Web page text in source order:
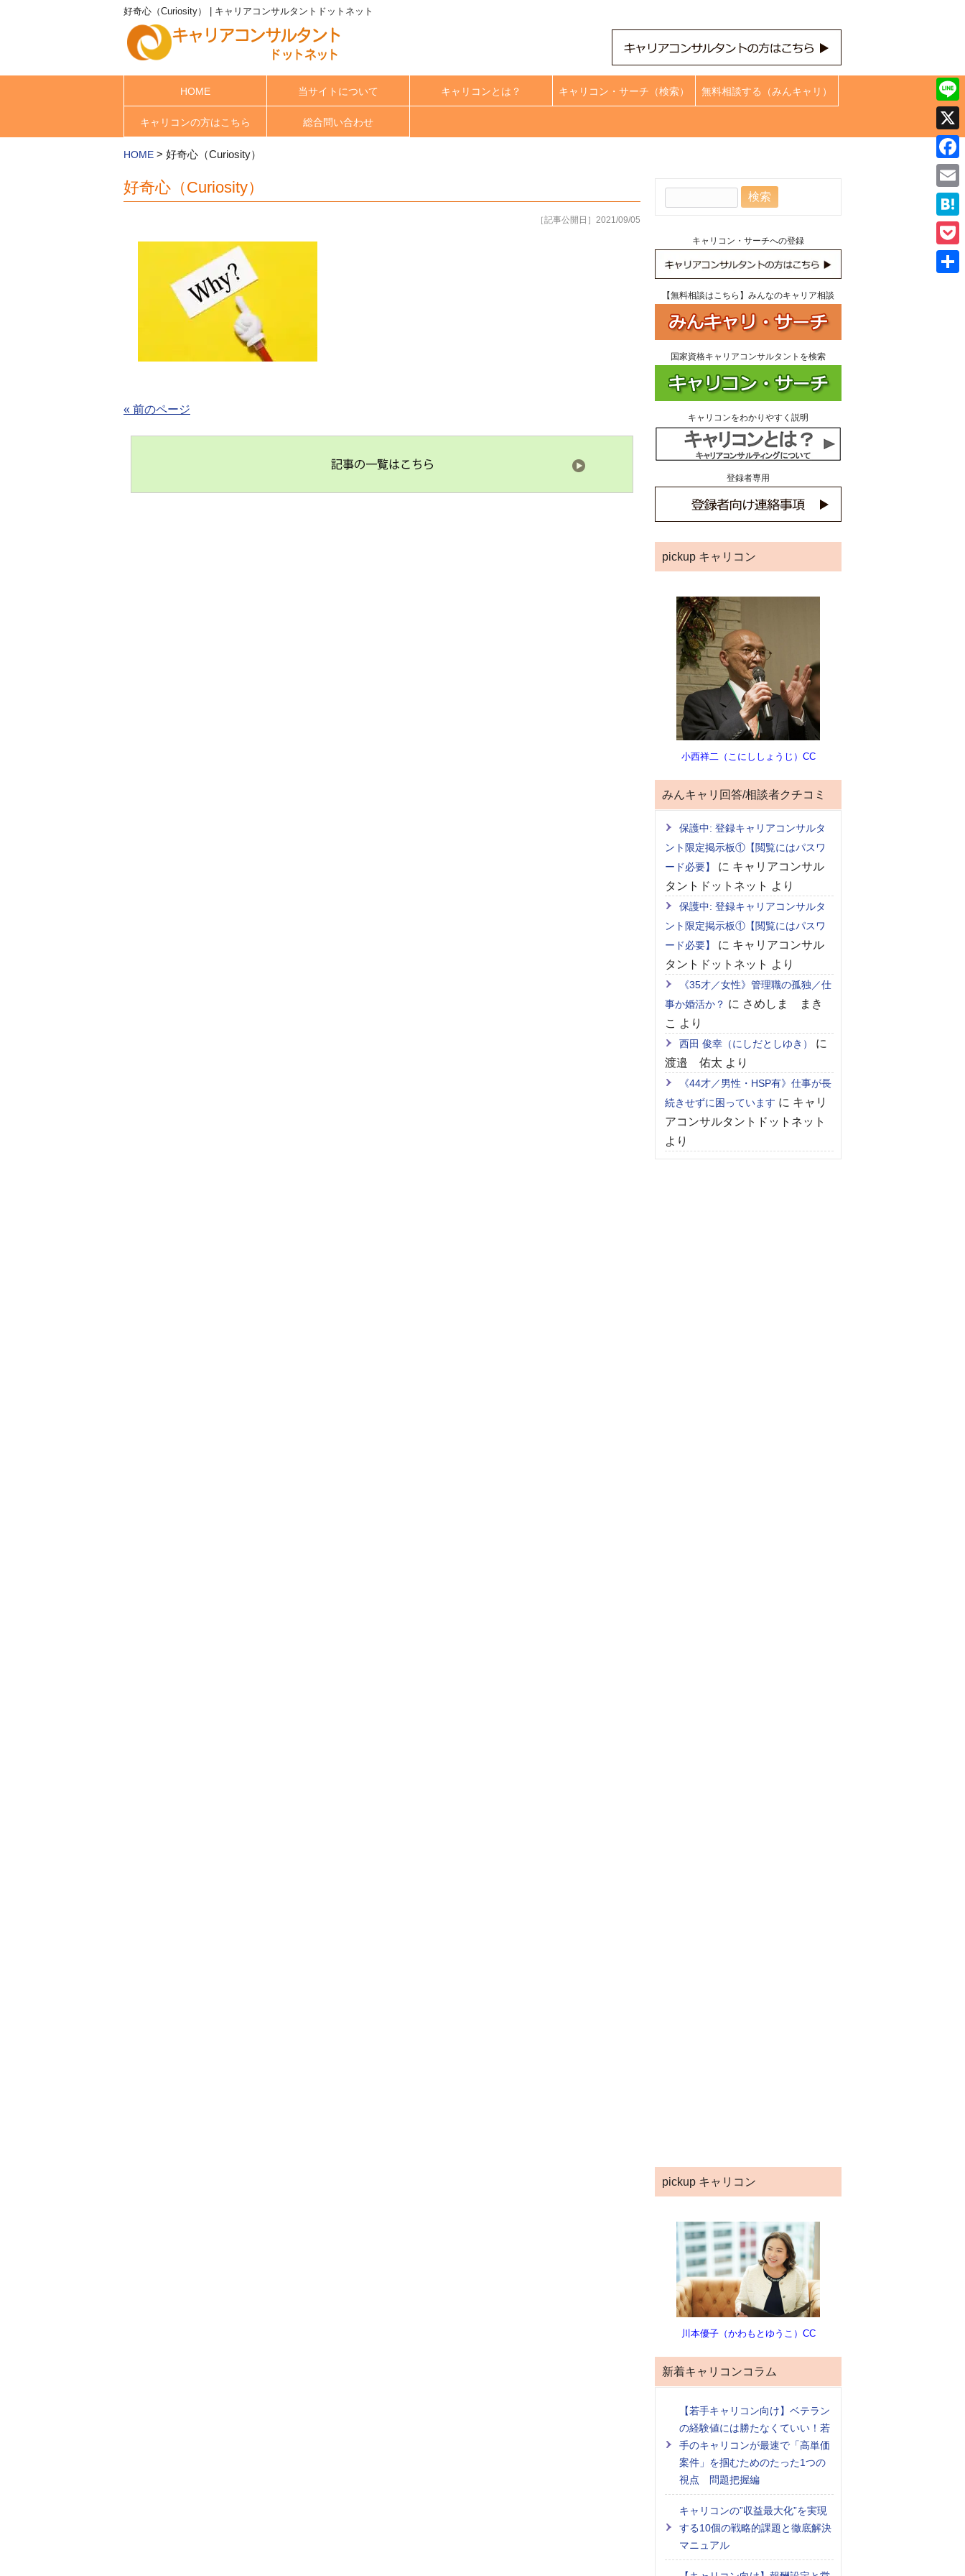
好奇心（Curiosity） | キャリアコンサルタントドットネット
HOME 当サイトについて キャリコンとは？ キャリコン・サーチ（検索） 無料相談する（みんキャリ）
キャリコンの方はこちら 総合問い合わせ
HOME > 好奇心（Curiosity）
好奇心（Curiosity）
［記事公開日］2021/09/05
« 前のページ
キャリコン・サーチへの登録
【無料相談はこちら】みんなのキャリア相談
国家資格キャリアコンサルタントを検索
キャリコンをわかりやすく説明
登録者専用
pickup キャリコン
小西祥二（こにししょうじ）CC
みんキャリ回答/相談者クチコミ
保護中: 登録キャリアコンサルタ
ント限定掲示板①【閲覧にはパスワ
ード必要】
に キャリアコンサル
タントドットネット より
保護中: 登録キャリアコンサルタ
ント限定掲示板①【閲覧にはパスワ
ード必要】
に キャリアコンサル
タントドットネット より
《35才／女性》管理職の孤独／仕
事か婚活か？ に さめしま まき
こ より
西田 俊幸（にしだとしゆき）
に
渡邉 佑太 より
《44才／男性・HSP有》仕事が長
続きせずに困っています に キャリ
アコンサルタントドットネット
より
pickup キャリコン
川本優子（かわもとゆうこ）CC
新着キャリコンコラム
【若手キャリコン向け】ベテラン
の経験値には勝たなくていい！若
手のキャリコンが最速で「高単価
案件」を掴むためのたった1つの
視点 問題把握編
キャリコンの”収益最大化”を実現
する10個の戦略的課題と徹底解決
マニュアル
Line
X
Email